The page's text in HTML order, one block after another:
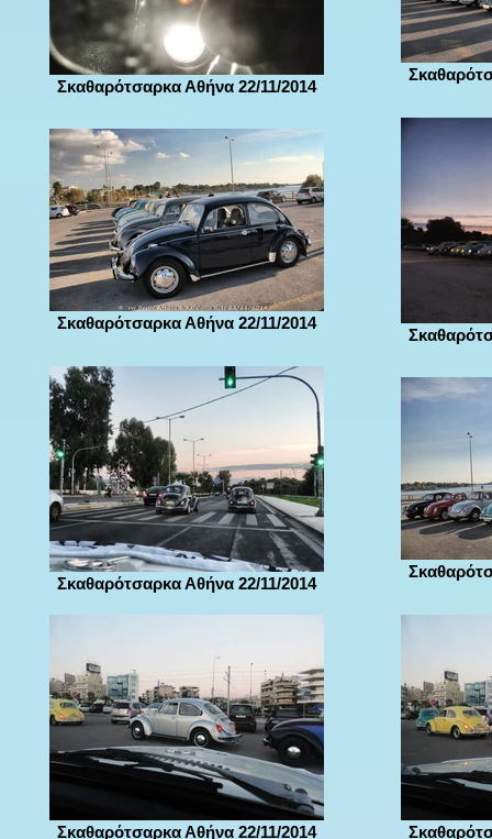
Σκαθαρότσαρκα Αθήνα 22/11/2014
Σκαθαρότσαρκα Αθήνα 22/11/2014
Σκαθαρότσαρκα Αθήνα 22/11/2014
Σκαθαρότσαρκα Αθήνα 22/11/2014